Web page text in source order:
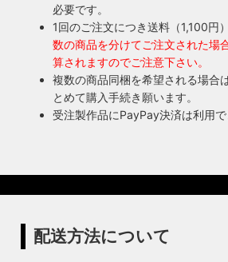
必要です。
1回のご注文につき送料（1,100円
数の商品を分けてご注文された場
算されますのでご注意下さい。
複数の商品同梱を希望される場合
とめて購入手続き願います。
受注製作品にPayPay決済は利用で
配送方法について